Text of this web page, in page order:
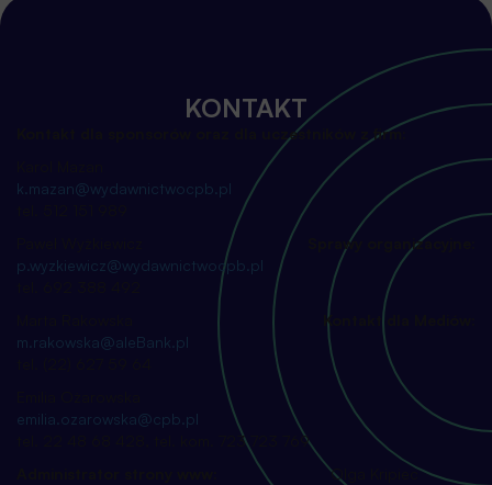
KONTAKT
Kontakt dla sponsorów oraz dla uczestników z firm:
k.mazan@wydawnictwocpb.pl
p.wyzkiewicz@wydawnictwocpb.pl
Sprawy organizacyjne:
m.rakowska@aleBank.pl
Kontakt dla Mediów:
emilia.ozarowska@cpb.pl
tel. 22 48 68 428, tel. kom. 723 723 769
Olga Kripiec